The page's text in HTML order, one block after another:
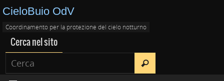
CieloBuio OdV
Coordinamento per la protezione del cielo notturno
Cerca nel sito